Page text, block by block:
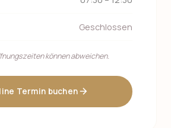
Geschlossen
können abweichen.
Termin buchen